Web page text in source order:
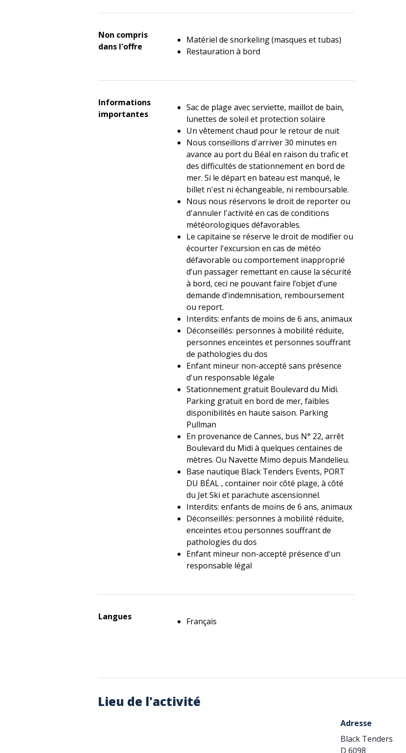
Non compris
dans l'offre
Matériel de snorkeling (masques et tubas)
Restauration à bord
Informations
importantes
Sac de plage avec serviette, maillot de bain,
lunettes de soleil et protection solaire
Un vêtement chaud pour le retour de nuit
Nous conseillons d'arriver 30 minutes en
avance au port du Béal en raison du trafic et
des difficultés de stationnement en bord de
mer. Si le départ en bateau est manqué, le
billet n'est ni échangeable, ni remboursable.
Nous nous réservons le droit de reporter ou
d'annuler l'activité en cas de conditions
météorologiques défavorables.
Le capitaine se réserve le droit de modifier ou
écourter l'excursion en cas de météo
défavorable ou comportement inapproprié
d’un passager remettant en cause la sécurité
à bord, ceci ne pouvant faire l’objet d’une
demande d’indemnisation, remboursement
ou report.
Interdits: enfants de moins de 6 ans, animaux
Déconseillés: personnes à mobilité réduite,
personnes enceintes et personnes souffrant
de pathologies du dos
Enfant mineur non-accepté sans présence
d'un responsable légale
Stationnement gratuit Boulevard du Midi.
Parking gratuit en bord de mer, faibles
disponibilités en haute saison. Parking
Pullman
En provenance de Cannes, bus N° 22, arrêt
Boulevard du Midi à quelques centaines de
mètres. Ou Navette Mimo depuis Mandelieu.
Base nautique Black Tenders Events, PORT
DU BÉAL , container noir côté plage, à côté
du Jet Ski et parachute ascensionnel.
Interdits: enfants de moins de 6 ans, animaux
Déconseillés: personnes à mobilité réduite,
enceintes et:ou personnes souffrant de
pathologies du dos
Enfant mineur non-accepté présence d'un
responsable légal
Langues Français
Lieu de l'activité
Adresse
Black Tenders
D 6098